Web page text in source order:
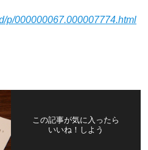
p/000000067.000007774.html
この記事が気に入ったら
いいね！しよう